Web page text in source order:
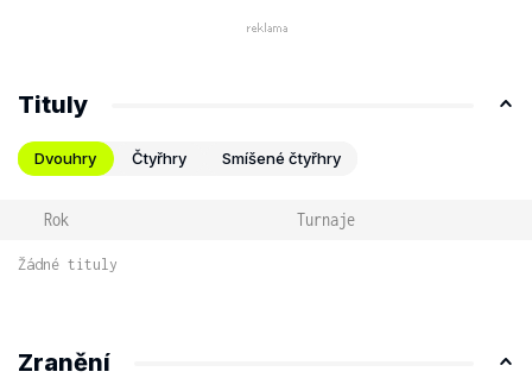
Tituly
Dvouhry Čtyřhry Smíšené čtyřhry
Rok Turnaje
Žádné tituly
Zranění